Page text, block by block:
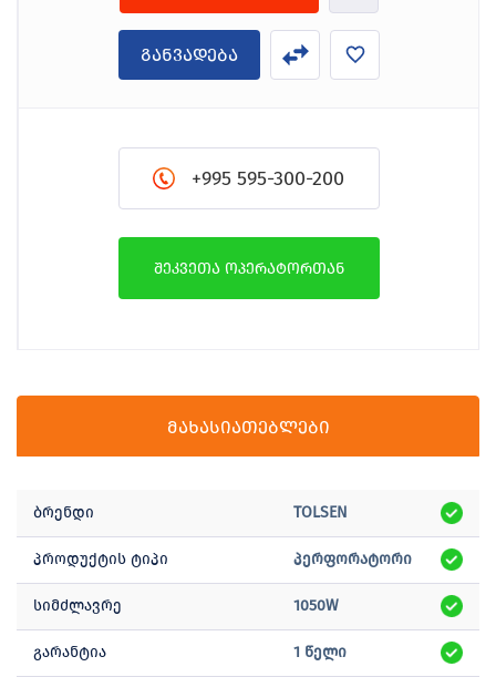
განვადება
+995 595-300-200
შეკვეთა ოპერატორთან
მახასიათებლები
ბრენდი TOLSEN
პროდუქტის ტიპი პერფორატორი
სიმძლავრე 1050W
გარანტია 1 წელი